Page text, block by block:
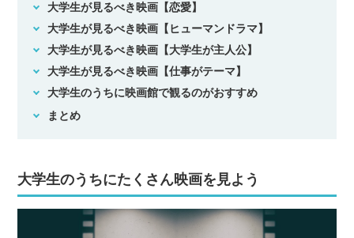
大学生が見るべき映画【恋愛】
大学生が見るべき映画【ヒューマンドラマ】
大学生が見るべき映画【大学生が主人公】
大学生が見るべき映画【仕事がテーマ】
大学生のうちに映画館で観るのがおすすめ
まとめ
大学生のうちにたくさん映画を見よう